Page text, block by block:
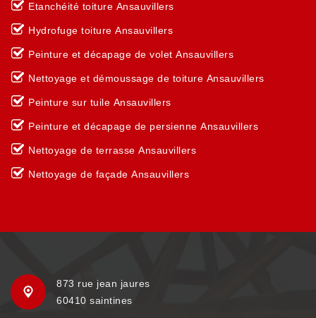
Etanchéité toiture Ansauvillers
Hydrofuge toiture Ansauvillers
Peinture et décapage de volet Ansauvillers
Nettoyage et démoussage de toiture Ansauvillers
Peinture sur tuile Ansauvillers
Peinture et décapage de persienne Ansauvillers
Nettoyage de terrasse Ansauvillers
Nettoyage de façade Ansauvillers
873 rue jean jaures
60410 saintines